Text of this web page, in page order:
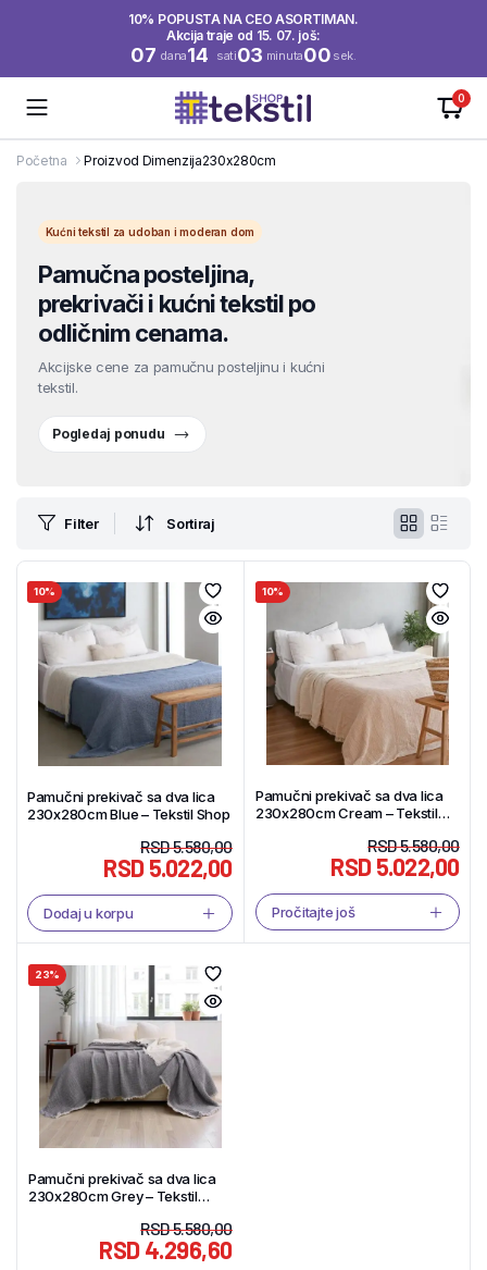
10% POPUSTA NA CEO ASORTIMAN.
Akcija traje od 15. 07. još:
07 dana14 sati03 minuta00 sek.
0
Početna Proizvod Dimenzija230x280cm
Kućni tekstil za udoban i moderan dom
Pamučna posteljina,
prekrivači i kućni tekstil po
odličnim cenama.
Akcijske cene za pamučnu posteljinu i kućni
tekstil.
Pogledaj ponudu
Filter Sortiraj
10%
Pamučni prekivač sa dva lica
230x280cm Blue – Tekstil Shop
RSD5.580,00
RSD5.022,00
Dodaj u korpu
10%
Pamučni prekivač sa dva lica
230x280cm Cream – Tekstil
RSD5.580,00
RSD5.022,00
Pročitajte još
23%
Pamučni prekivač sa dva lica
230x280cm Grey – Tekstil
RSD5.580,00
RSD4.296,60